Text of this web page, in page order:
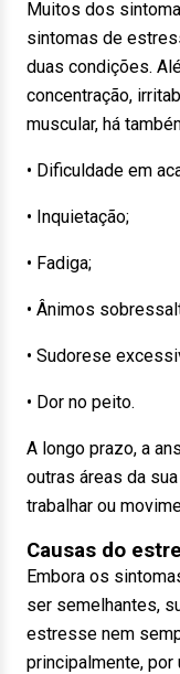
Muitos dos
sintomas de
duas condições.
concentração,
muscular, há
• Dificuldade em
• Inquietação;
• Fadiga;
• Ânimos
• Sudorese
• Dor no peito.
A longo prazo, a
outras áreas da
trabalhar ou
Causas do
Embora os
ser semelhantes,
estresse nem
principalmente, por